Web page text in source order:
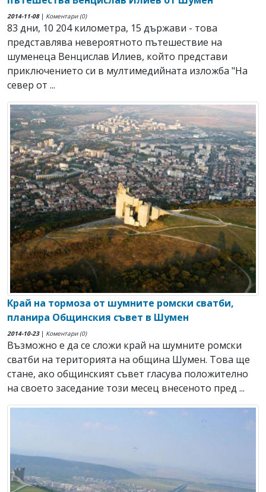
2014-11-08| Коментари (0)
83 дни, 10 204 километра, 15 държави - това
представлява невероятното пътешествие на
шуменеца Венцислав Илиев, който представи
приключението си в мултимедийната изложба "На
север от ...
Край на тормоза от шумните ромски сватби,
планира Общинския съвет в Шумен
2014-10-23| Коментари (0)
Възможно е да се сложи край на шумните ромски
сватби на територията на община Шумен. Това ще
стане, ако общинският съвет гласува положително
на своето заседание този месец внесеното пред ...